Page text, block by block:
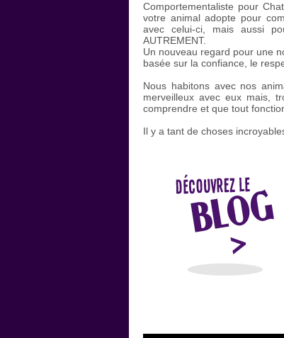
Comportementaliste pour
votre animal adopte pour
avec celui-ci, mais aussi
AUTREMENT.
Un nouveau regard pour une
basée sur la confiance, le
Nous habitons avec nos
merveilleux avec eux mais,
comprendre et que tout
Il y a tant de choses